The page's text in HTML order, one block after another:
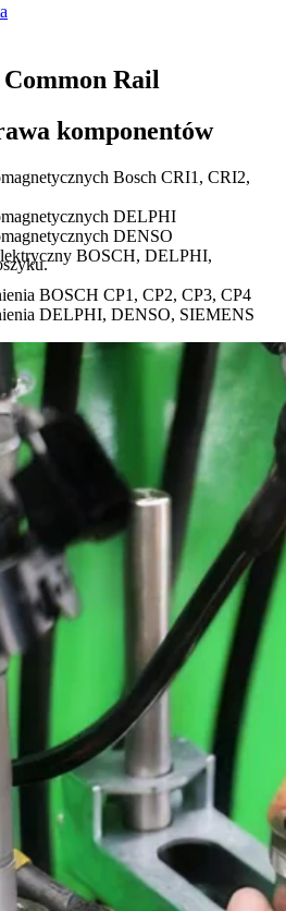
Rail
komponentów
Bosch CRI1, CRI2,
DELPHI
DENSO
BOSCH, DELPHI,
BOSCH CP1, CP2, CP3, CP4
DELPHI, DENSO, SIEMENS